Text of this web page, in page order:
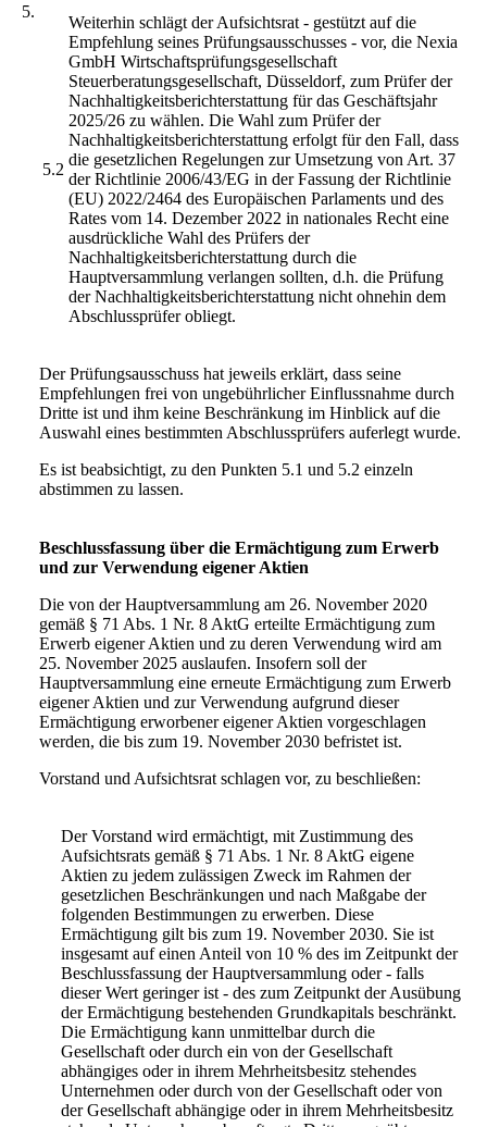
5.
5.2
Weiterhin schlägt der Aufsichtsrat - gestützt auf die
Empfehlung seines Prüfungsausschusses - vor, die Nexia
GmbH Wirtschaftsprüfungsgesellschaft
Steuerberatungsgesellschaft, Düsseldorf, zum Prüfer der
Nachhaltigkeitsberichterstattung für das Geschäftsjahr
2025/26 zu wählen. Die Wahl zum Prüfer der
Nachhaltigkeitsberichterstattung erfolgt für den Fall, dass
die gesetzlichen Regelungen zur Umsetzung von Art. 37
der Richtlinie 2006/43/EG in der Fassung der Richtlinie
(EU) 2022/2464 des Europäischen Parlaments und des
Rates vom 14. Dezember 2022 in nationales Recht eine
ausdrückliche Wahl des Prüfers der
Nachhaltigkeitsberichterstattung durch die
Hauptversammlung verlangen sollten, d.h. die Prüfung
der Nachhaltigkeitsberichterstattung nicht ohnehin dem
Abschlussprüfer obliegt.
Der Prüfungsausschuss hat jeweils erklärt, dass seine
Empfehlungen frei von ungebührlicher Einflussnahme durch
Dritte ist und ihm keine Beschränkung im Hinblick auf die
Auswahl eines bestimmten Abschlussprüfers auferlegt wurde.
Es ist beabsichtigt, zu den Punkten 5.1 und 5.2 einzeln
abstimmen zu lassen.
Beschlussfassung über die Ermächtigung zum Erwerb
und zur Verwendung eigener Aktien
Die von der Hauptversammlung am 26. November 2020
gemäß § 71 Abs. 1 Nr. 8 AktG erteilte Ermächtigung zum
Erwerb eigener Aktien und zu deren Verwendung wird am
25. November 2025 auslaufen. Insofern soll der
Hauptversammlung eine erneute Ermächtigung zum Erwerb
eigener Aktien und zur Verwendung aufgrund dieser
Ermächtigung erworbener eigener Aktien vorgeschlagen
werden, die bis zum 19. November 2030 befristet ist.
Vorstand und Aufsichtsrat schlagen vor, zu beschließen:
Der Vorstand wird ermächtigt, mit Zustimmung des
Aufsichtsrats gemäß § 71 Abs. 1 Nr. 8 AktG eigene
Aktien zu jedem zulässigen Zweck im Rahmen der
gesetzlichen Beschränkungen und nach Maßgabe der
folgenden Bestimmungen zu erwerben. Diese
Ermächtigung gilt bis zum 19. November 2030. Sie ist
insgesamt auf einen Anteil von 10 % des im Zeitpunkt der
Beschlussfassung der Hauptversammlung oder - falls
dieser Wert geringer ist - des zum Zeitpunkt der Ausübung
der Ermächtigung bestehenden Grundkapitals beschränkt.
Die Ermächtigung kann unmittelbar durch die
Gesellschaft oder durch ein von der Gesellschaft
abhängiges oder in ihrem Mehrheitsbesitz stehendes
Unternehmen oder durch von der Gesellschaft oder von
der Gesellschaft abhängige oder in ihrem Mehrheitsbesitz